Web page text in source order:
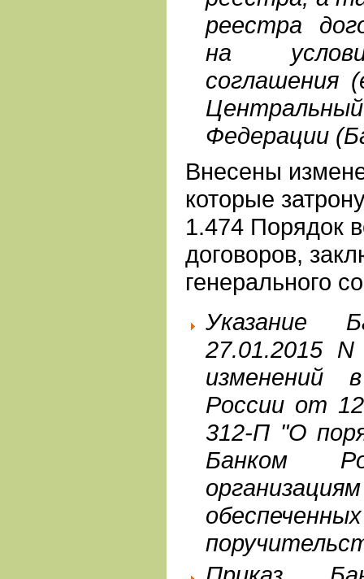
реестра
на
соглашения
Федерации
Внесены
которые
1.474 Порядок
договоров,
генерального
Указание
27.01.2015
изменений
России от
312-П "О
Банком